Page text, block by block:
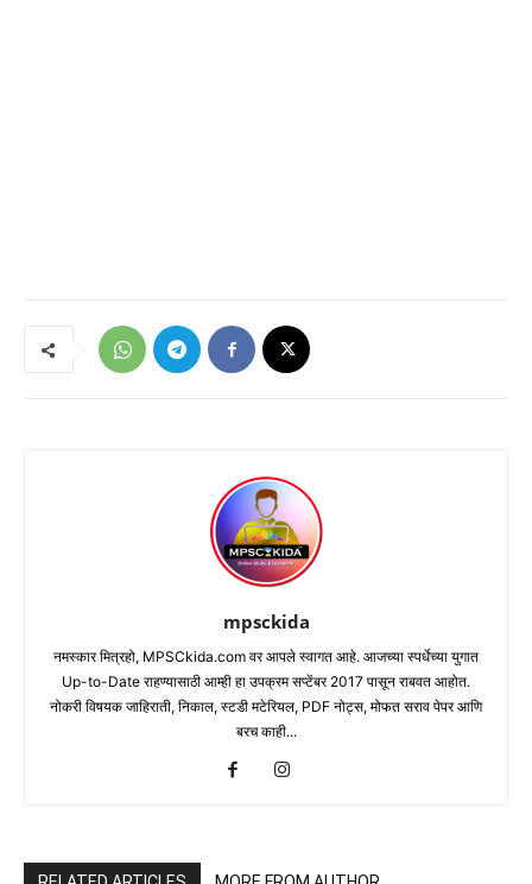
mpsckida
नमस्कार मित्रहो, MPSCkida.com वर आपले स्वागत आहे. आजच्या स्पर्धेच्या युगात
Up-to-Date राहण्यासाठी आम्ही हा उपक्रम सप्टेंबर 2017 पासून राबवत आहोत.
नोकरी विषयक जाहिराती, निकाल, स्टडी मटेरियल, PDF नोट्स, मोफत सराव पेपर आणि
बरच काही...